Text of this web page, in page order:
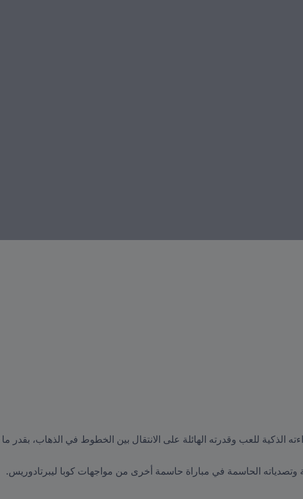
وتصدياته الحاسمة في مباراة حاسمة أخرى من مواجهات كوبا ليبرتادوريس.